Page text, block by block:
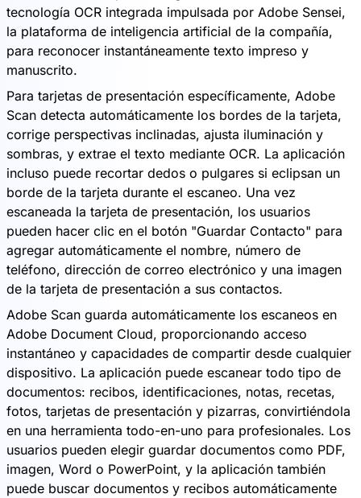
tecnología OCR integrada impulsada por Adobe Sensei,
la plataforma de inteligencia artificial de la compañía,
para reconocer instantáneamente texto impreso y
manuscrito.
Para tarjetas de presentación específicamente, Adobe
Scan detecta automáticamente los bordes de la tarjeta,
corrige perspectivas inclinadas, ajusta iluminación y
sombras, y extrae el texto mediante OCR. La aplicación
incluso puede recortar dedos o pulgares si eclipsan un
borde de la tarjeta durante el escaneo. Una vez
escaneada la tarjeta de presentación, los usuarios
pueden hacer clic en el botón "Guardar Contacto" para
agregar automáticamente el nombre, número de
teléfono, dirección de correo electrónico y una imagen
de la tarjeta de presentación a sus contactos.
Adobe Scan guarda automáticamente los escaneos en
Adobe Document Cloud, proporcionando acceso
instantáneo y capacidades de compartir desde cualquier
dispositivo. La aplicación puede escanear todo tipo de
documentos: recibos, identificaciones, notas, recetas,
fotos, tarjetas de presentación y pizarras, convirtiéndola
en una herramienta todo-en-uno para profesionales. Los
usuarios pueden elegir guardar documentos como PDF,
imagen, Word o PowerPoint, y la aplicación también
puede buscar documentos y recibos automáticamente